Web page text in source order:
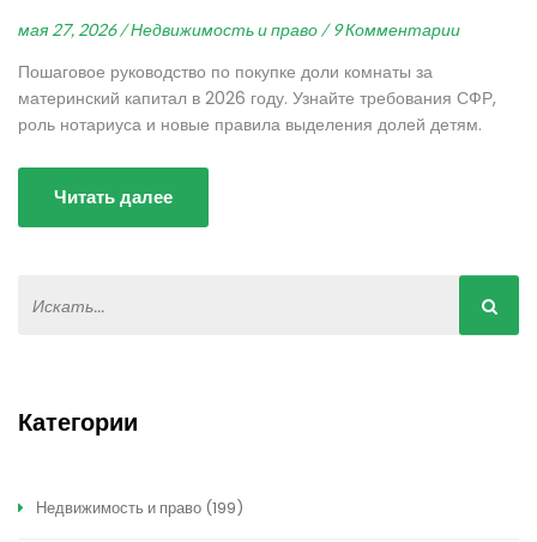
мая 27, 2026 / Недвижимость и право / 9 Комментарии
Пошаговое руководство по покупке доли комнаты за
материнский капитал в 2026 году. Узнайте требования СФР,
роль нотариуса и новые правила выделения долей детям.
Читать далее
Категории
Недвижимость и право (199)